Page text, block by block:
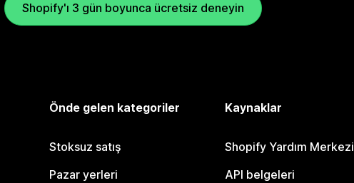
Shopify'ı 3 gün boyunca ücretsiz deneyin
Önde gelen kategoriler
Stoksuz satış
Pazar yerleri
Kaynaklar
Shopify Yardım Merkezi
API belgeleri